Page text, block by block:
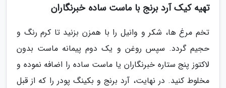
تهیه کیک آرد برنج با ماست ساده خبرنگاران
تخم مرغ ها، شکر و وانیل را با همزن بزنید تا کرم رنگ و
حجیم گردد. سپس روغن و یک دوم پیمانه ماست بدون
لاکتوز پنج ستاره خبرنگاران یا ماست ساده را اضافه نموده و
مخلوط کنید. در نهایت، آرد برنج و بکینگ پودر را که از قبل